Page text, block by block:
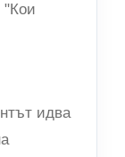
"Кои
идва